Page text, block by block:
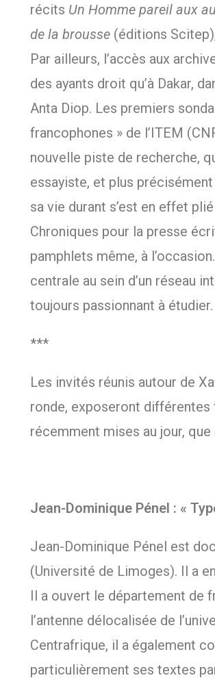
récits Un Homme pareil aux
de la brousse(éditions
Par ailleurs, l’accès aux
des ayants droit qu’à Dakar,
Anta Diop. Les premiers
francophones » de l’ITEM
nouvelle piste de recherche,
essayiste, et plus
sa vie durant s’est en effet
Chroniques pour la presse
pamphlets même, à
centrale au sein d’un réseau
toujours passionnant à étudier.
***
Les invités réunis autour de
ronde, exposeront différentes
récemment mises au jour,
Jean-Dominique Pénel : «
Jean-Dominique Pénel est
(Université de Limoges). Il a
Il a ouvert le département de
l’antenne délocalisée de
Centrafrique, il a également
particulièrement ses textes